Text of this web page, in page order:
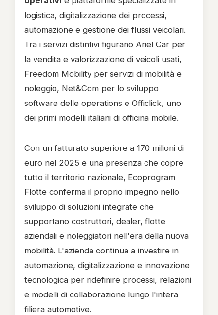
logistica, digitalizzazione dei processi,
automazione e gestione dei flussi veicolari.
Tra i servizi distintivi figurano Ariel Car per
la vendita e valorizzazione di veicoli usati,
Freedom Mobility per servizi di mobilità e
noleggio, Net&Com per lo sviluppo
software delle operations e Officlick, uno
dei primi modelli italiani di officina mobile.
Con un fatturato superiore a 170 milioni di
euro nel 2025 e una presenza che copre
tutto il territorio nazionale, Ecoprogram
Flotte conferma il proprio impegno nello
sviluppo di soluzioni integrate che
supportano costruttori, dealer, flotte
aziendali e noleggiatori nell'era della nuova
mobilità. L'azienda continua a investire in
automazione, digitalizzazione e innovazione
tecnologica per ridefinire processi, relazioni
e modelli di collaborazione lungo l'intera
filiera automotive.